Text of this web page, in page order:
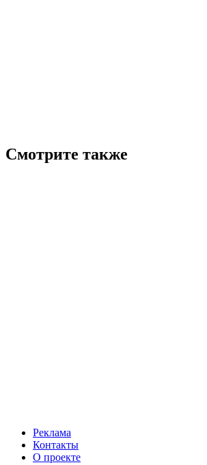
Смотрите также
Реклама
Контакты
О проекте